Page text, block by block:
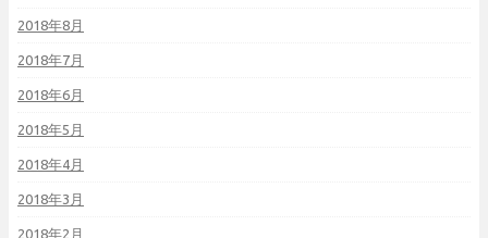
2018年8月
2018年7月
2018年6月
2018年5月
2018年4月
2018年3月
2018年2月